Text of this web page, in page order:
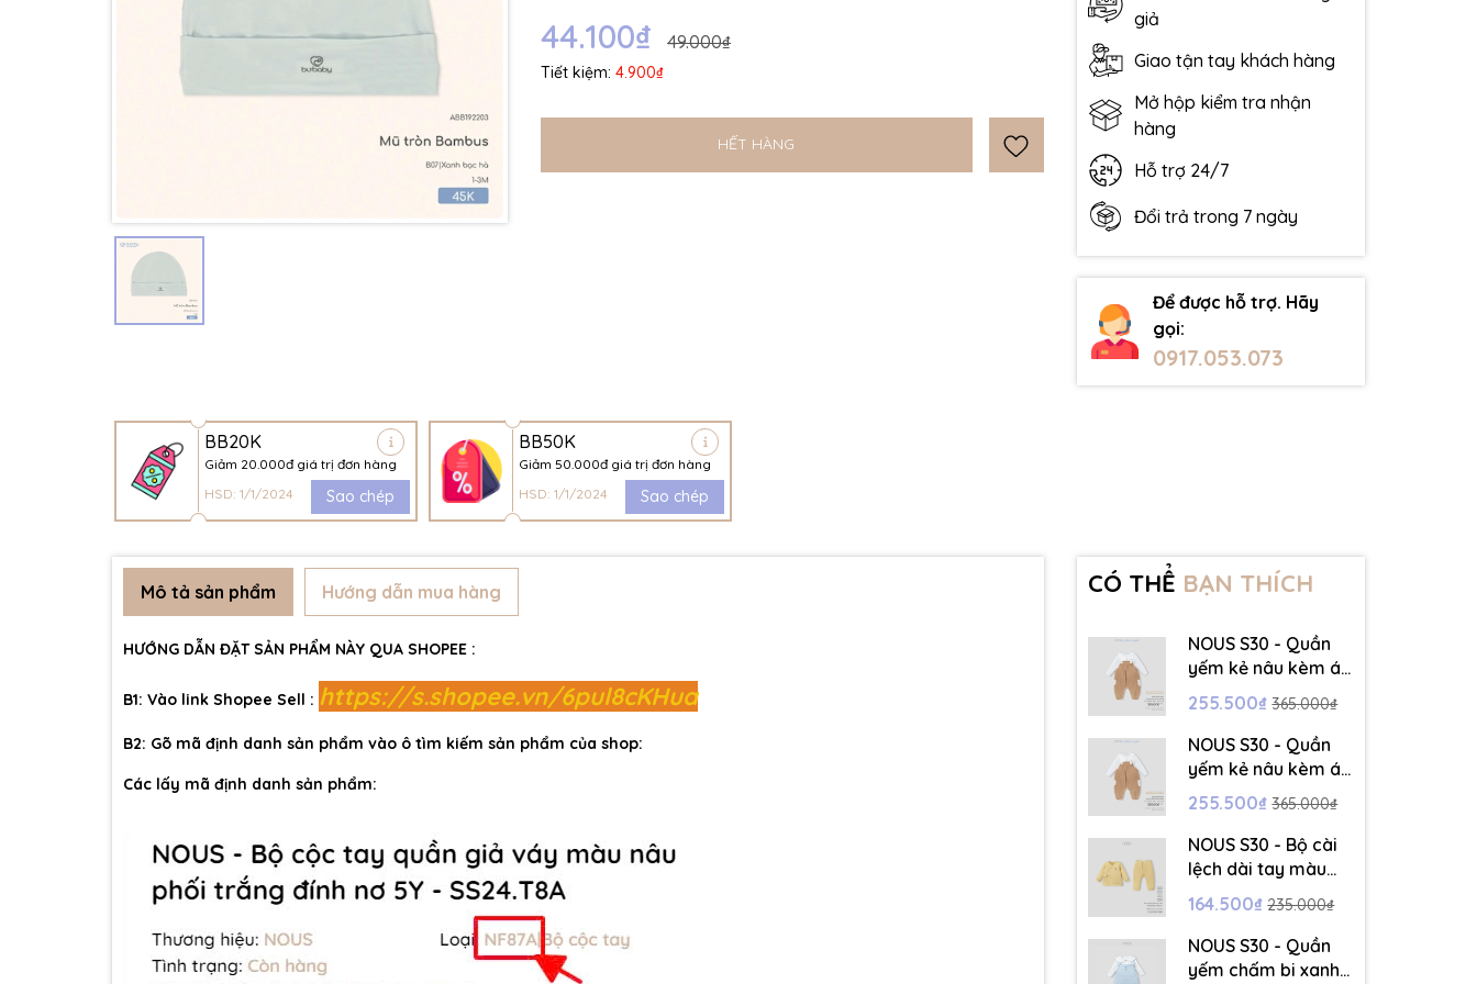
44.100₫ 49.000₫
Tiết kiệm: 4.900₫
HẾT HÀNG
giả
Giao tận tay khách hàng
Mở hộp kiểm tra nhận
hàng
Hỗ trợ 24/7
Đổi trả trong 7 ngày
Để được hỗ trợ. Hãy
gọi:
0917.053.073
BB20K
Giảm 20.000đ giá trị đơn hàng
HSD: 1/1/2024
Sao chép
BB50K
Giảm 50.000đ giá trị đơn hàng
HSD: 1/1/2024
Sao chép
Mô tả sản phẩm Hướng dẫn mua hàng
HƯỚNG DẪN ĐẶT SẢN PHẨM NÀY QUA SHOPEE :
B1: Vào link Shopee Sell : https://s.shopee.vn/6pul8cKHua
B2: Gõ mã định danh sản phẩm vào ô tìm kiếm sản phẩm của shop:
Các lấy mã định danh sản phẩm:
CÓ THỂ BẠN THÍCH
NOUS S30 - Quần
yếm kẻ nâu kèm áo
dài tay màu trắng -
3-6M - SS26.T5C
255.500₫ 365.000₫
NOUS S30 - Quần
yếm kẻ nâu kèm áo
dài tay màu trắng -
6-9M - SS26.T5C
255.500₫ 365.000₫
NOUS S30 - Bộ cài
lệch dài tay màu
vàng thêu trang trí
- 12-18M - SS26.T5C
164.500₫ 235.000₫
NOUS S30 - Quần
yếm chấm bi xanh